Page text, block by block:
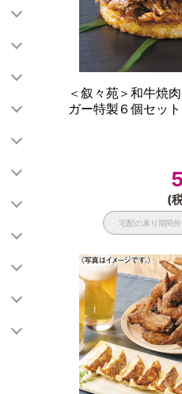
＜叙々苑＞和牛焼
ガー特製６個セッ
(
宅配の承り期間